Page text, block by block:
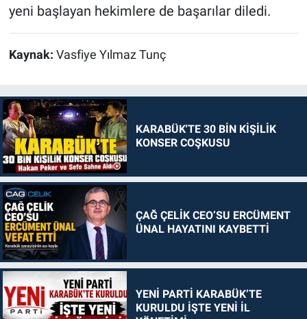
yeni başlayan hekimlere de başarılar diledi.
Kaynak: Vasfiye Yılmaz Tunç
KARABÜK'TE 30 BİN KİŞİLİK
KONSER COŞKUSU
ÇAĞ ÇELİK CEO’SU ERCÜMENT
ÜNAL HAYATINI KAYBETTİ
YENİ PARTİ KARABÜK’TE
KURULDU İŞTE YENİ İL